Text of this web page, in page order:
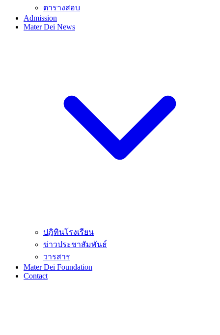
ตารางสอบ
Admission
Mater Dei News
ปฎิทินโรงเรียน
ข่าวประชาสัมพันธ์
วารสาร
Mater Dei Foundation
Contact